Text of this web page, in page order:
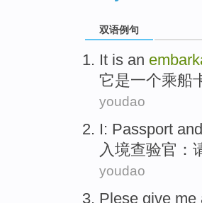
双语例句
It is an
它是一个乘船
youdao
I: Passport and
入境查验官：
youdao
Plese give me